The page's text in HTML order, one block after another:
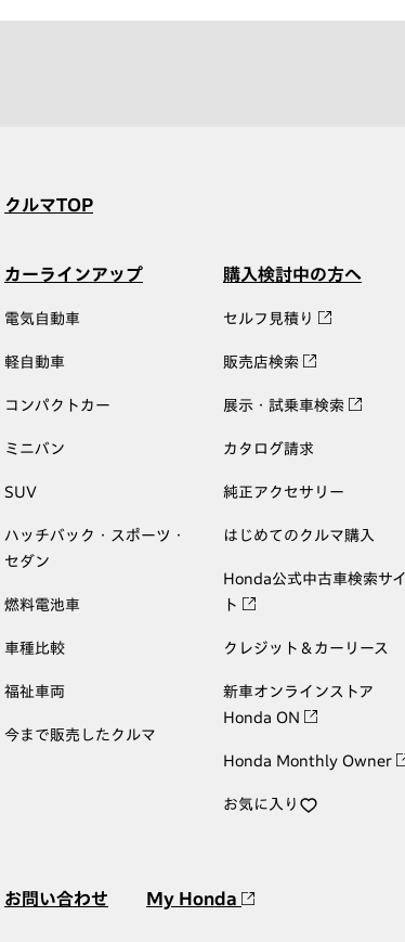
クルマTOP
カーラインアップ
電気自動車
軽自動車
コンパクトカー
ミニバン
SUV
ハッチバック・スポーツ・
セダン
燃料電池車
車種比較
福祉車両
今まで販売したクルマ
購入検討中の方へ
セルフ見積り
販売店検索
展示・試乗車検索
カタログ請求
純正アクセサリー
はじめてのクルマ購入
Honda公式中古車検索サイ
ト
クレジット＆カーリース
新車オンラインストア
Honda ON
Honda Monthly Owner
お気に入り
お問い合わせ My Honda